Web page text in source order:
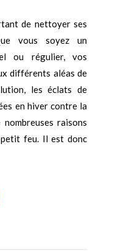
de nettoyer ses
vous soyez un
ou régulier, vos
différents aléas de
les éclats de
en hiver contre la
raisons
feu. Il est donc